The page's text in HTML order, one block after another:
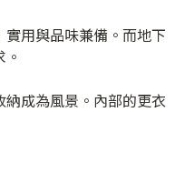
用與品味兼備。而地下
成為風景。內部的更衣